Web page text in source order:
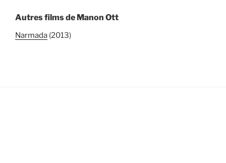
Autres films de Manon Ott
Narmada (2013)